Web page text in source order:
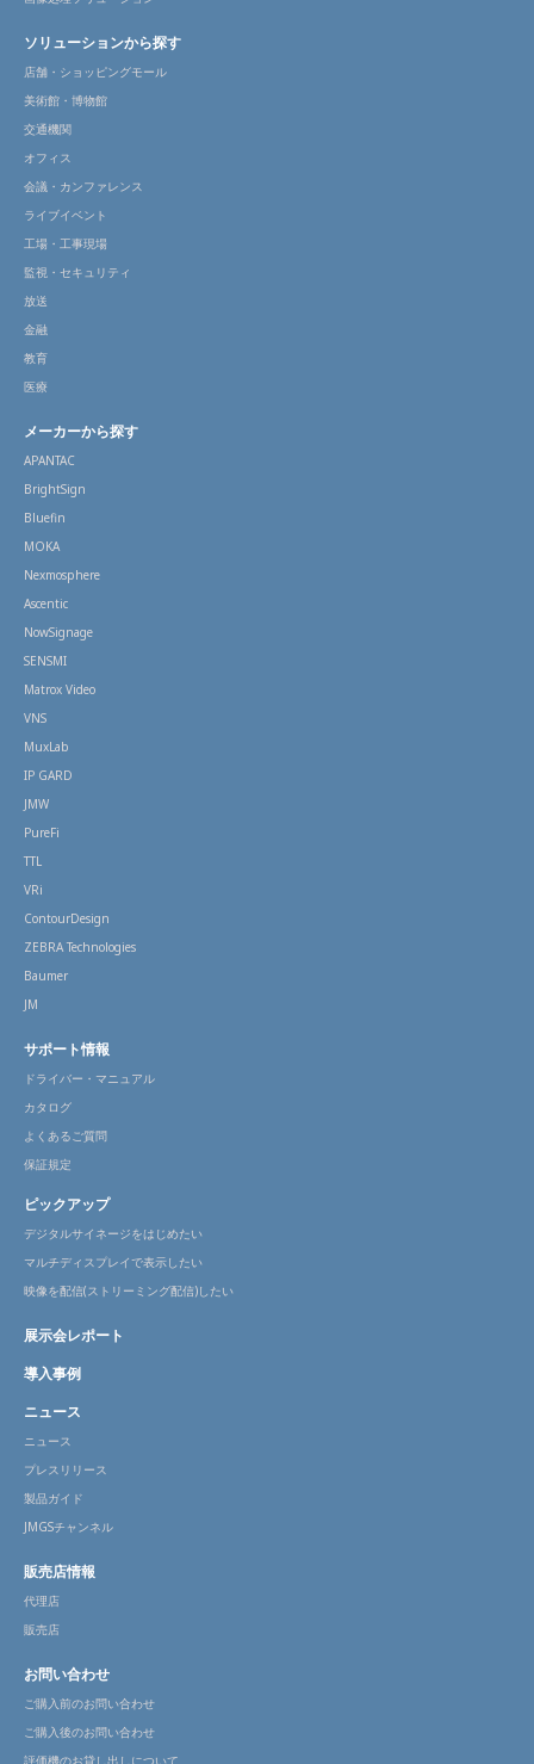
ソリューションから探す
店舗・ショッピングモール
美術館・博物館
交通機関
オフィス
会議・カンファレンス
ライブイベント
工場・工事現場
監視・セキュリティ
放送
金融
教育
医療
メーカーから探す
APANTAC
BrightSign
Bluefin
MOKA
Nexmosphere
Ascentic
NowSignage
SENSMI
Matrox Video
VNS
MuxLab
IP GARD
JMW
PureFi
TTL
VRi
ContourDesign
ZEBRA Technologies
Baumer
JM
サポート情報
ドライバー・マニュアル
カタログ
よくあるご質問
保証規定
ピックアップ
デジタルサイネージをはじめたい
マルチディスプレイで表示したい
映像を配信(ストリーミング配信)したい
展示会レポート
導入事例
ニュース
ニュース
プレスリリース
製品ガイド
JMGSチャンネル
販売店情報
代理店
販売店
お問い合わせ
ご購入前のお問い合わせ
ご購入後のお問い合わせ
評価機のお貸し出しについて